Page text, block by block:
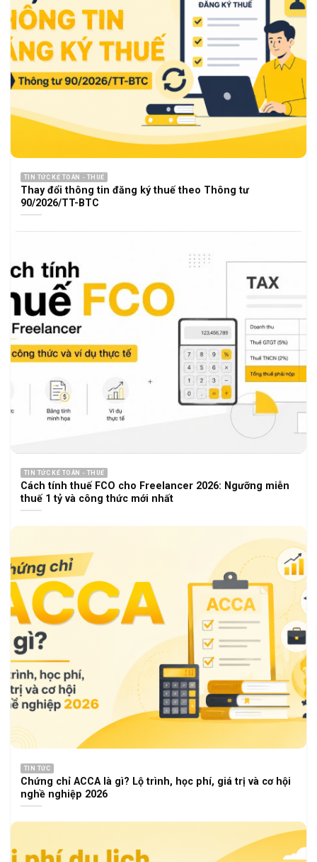
TIN TỨC KẾ TOÁN - THUẾ
Thay đổi thông tin đăng ký thuế theo Thông tư
90/2026/TT-BTC
TIN TỨC KẾ TOÁN - THUẾ
Cách tính thuế FCO cho Freelancer 2026: Ngưỡng miễn
thuế 1 tỷ và công thức mới nhất
TIN TỨC
Chứng chỉ ACCA là gì? Lộ trình, học phí, giá trị và cơ hội
nghề nghiệp 2026